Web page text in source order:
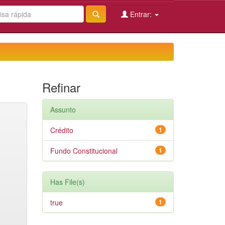
Entrar:
Refinar
Assunto
1
Crédito
1
Fundo Constitucional
Has File(s)
1
true